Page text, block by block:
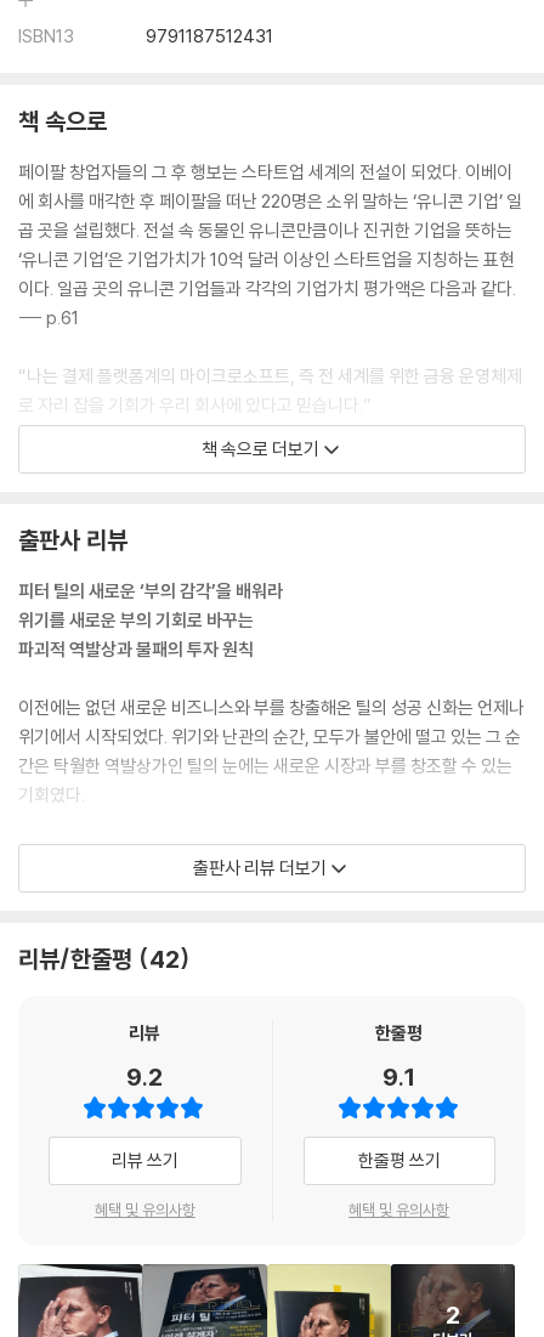
사례 분석 1: 페이스북
사례 분석 2: 팰런티어
권력으로부터 자유로운 공간
우리는 정체된 현실을 깨닫지 못한다
미래에 무슨 일이 생긴 것일까?
세상을 바꾸는 혁신적 기술을 찾아라
‘독서광’ 틸의 애독서
승자가 될 아웃사이더
‘정치적 무신론자’의 정치 개입
글로벌화는 ‘복사해서 붙이기’
미국은 더 이상 ‘첨단 기술국’이 아니다
기술업계 수장들과 트럼프의 만남
트럼프의 손을 들어준 궁극의 역발상
진보적 혁신이 필요한 분야
케임브리지 애널리티카
10장 교육, 우주, 수명 연장을 위한 베팅_한계를 넓히는 틸의 미래 전략
틸 재단: 미래를 바꾸는 도전에 주목한다
틸 장학금: 재기 넘치는 청년들을 지원한다
브레이크아웃 연구소: ‘한 단계 위’ 사회를 향한다
맺음말_ 앞으로의 미래는 어떻게 될 것인가?
ISBN13 9791187512431
책 속으로
페이팔 창업자들의 그 후 행보는 스타트업 세계의 전설이 되었다. 이베이
에 회사를 매각한 후 페이팔을 떠난 220명은 소위 말하는 ‘유니콘 기업’ 일
곱 곳을 설립했다. 전설 속 동물인 유니콘만큼이나 진귀한 기업을 뜻하는
‘유니콘 기업’은 기업가치가 10억 달러 이상인 스타트업을 지칭하는 표현
이다. 일곱 곳의 유니콘 기업들과 각각의 기업가치 평가액은 다음과 같다.
--- p.61
“나는 결제 플랫폼계의 마이크로소프트, 즉 전 세계를 위한 금융 운영체제
로 자리 잡을 기회가 우리 회사에 있다고 믿습니다.”
이와 더불어 한 가지 잊지 말아야 할 점이 있다. 페이팔의 비전은 정부가 밀
어붙이는 통화의 속박으로부터 세계를 해방시키고, 국가의 영향이 미치지
계 최초의 글로벌 금융계 인터넷 기업이 탄생하게 되었다.
‘핀테크’라는 개념은 그로부터 15년쯤 지난 다음에야 비로소 정착했고 그
후 은행, 보험회사, 벤처투자가는 너도나도 금융의 디지털화에 투자하기
에 이르렀다. --- p.70
“피터는 누구와도 상의하지 않고 투자 라운드를 마감해버렸어요. 그런데
바로 며칠 후에 주식 시장이 폭락했죠. 만일 피터가 1주일만 더 망설였다면
우리 회사는 망했을 겁니다.”
선견지명뿐 아니라 즉각 구체적인 행동에 나설 수 있는 실행력까지 겸비한
도 가지고 있었다. 그는 페이팔이 어떤 난관에 부딪힐 때든 단단한 유대감
으로 맺어진 팀과 함께 곧바로 해결책을 찾아냈다. --- p.71
옮기는가에 따라 결정된다. 이런 이유로 틸은 동료 의식과 팀워크를 특히
틸은 ‘동기 부여는 늘 중요하다’고 강조한다. “좋은 기업에는 그 사람만이
할 수 있는 특수한 임무가 있습니다. ‘그 일은 당신만이 실현할 수 있다.’ 이
것이 페이팔의 비전이었죠.”
구글이나 마이크로소프트 같은 기술 기업 출신의 창업자들이 페이팔 마피
아처럼 질과 양 모두 충실한 스타트업을 일궈내지 못하는 것은 틸이 보기
에 전혀 이상한 일이 아니다. 모든 게 완벽히 갖춰진 회사의 일원이었던 사
람은 아무것도 없는 상태에서 회사를 구축하는 일을 과소평가하기가 쉽기
테러와의 전쟁이라는, 아무도 경험한 적 없는 신종 전쟁을 위해선 예전과
책 속으로 더보기
출판사 리뷰
피터 틸의 새로운 ‘부의 감각’을 배워라
위기를 새로운 부의 기회로 바꾸는
파괴적 역발상과 불패의 투자 원칙
이전에는 없던 새로운 비즈니스와 부를 창출해온 틸의 성공 신화는 언제나
위기에서 시작되었다. 위기와 난관의 순간, 모두가 불안에 떨고 있는 그 순
간은 탁월한 역발상가인 틸의 눈에는 새로운 시장과 부를 창조할 수 있는
기회였다.
신생 기업이었던 페이팔의 성장 초기, 페이팔을 위협하는 강력한 라이벌인
일론 머스크의 엑스닷컴이 등장했을 때 틸은 불필요한 경쟁 대신 엑스닷컴
드 대부분이 페이스북에 대한 초기 투자를 꺼려했을 때조차 틸은 SNS의
다. 그 후 페이스북은 기업가치 4320억 달러(2017년 6월 기준)에 달하는
는 투자이익률을 기록했다.
또한 9.11 테러로 전 세계가 충격에 휩싸여 있을 무렵 사이버 범죄 증가와
테러 위협으로 인한 빅데이터 분석 수요가 있다고 판단한 틸은 팰런티어를
설립했다. 그 후 팰런티어의 범죄 탐지 기술 소프트웨어는 오사마 빈라덴
숨은 역할을 하며 큰 성공을 거두었다. 틸은 팰런티어를 통해 14년 동안 3
6~60배 정도의 수익을 올리며 또 한 번 그의 불패 신화 증명했다.
출판사 리뷰 더보기
리뷰/한줄평 42
리뷰
9.2
리뷰 쓰기
혜택 및 유의사항
한줄평
9.1
한줄평 쓰기
혜택 및 유의사항
2